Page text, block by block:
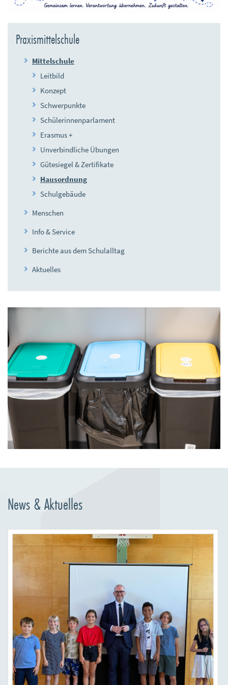
Praxismittelschule
Mittelschule
Leitbild
Konzept
Schwerpunkte
Schülerinnenparlament
Erasmus +
Unverbindliche Übungen
Gütesiegel & Zertifikate
Hausordnung
Schulgebäude
Menschen
Info & Service
Berichte aus dem Schulalltag
Aktuelles
News & Aktuelles